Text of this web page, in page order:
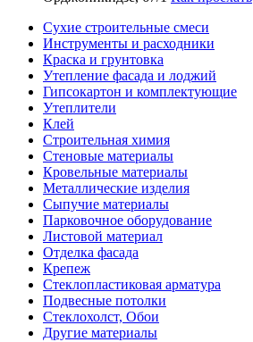
Сухие строительные смеси
Инструменты и расходники
Краска и грунтовка
Утепление фасада и лоджий
Гипсокартон и комплектующие
Утеплители
Клей
Строительная химия
Стеновые материалы
Кровельные материалы
Металлические изделия
Сыпучие материалы
Парковочное оборудование
Листовой материал
Отделка фасада
Крепеж
Стеклопластиковая арматура
Подвесные потолки
Стеклохолст, Обои
Другие материалы